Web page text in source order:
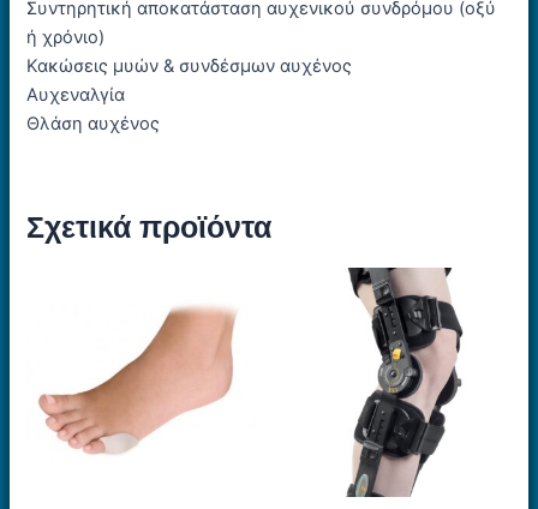
Συντηρητική αποκατάσταση αυχενικού συνδρόμου (οξύ
ή χρόνιο)
Κακώσεις μυών & συνδέσμων αυχένος
Αυχεναλγία
Θλάση αυχένος
Σχετικά προϊόντα